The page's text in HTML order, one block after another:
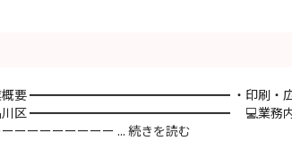
━━━━━━━━━━━━━━━━ ・印刷・広告・
京都品川区 ━━━━━━━━━━━━━━━━ 💻業務
ーーーーーー ... 続きを読む